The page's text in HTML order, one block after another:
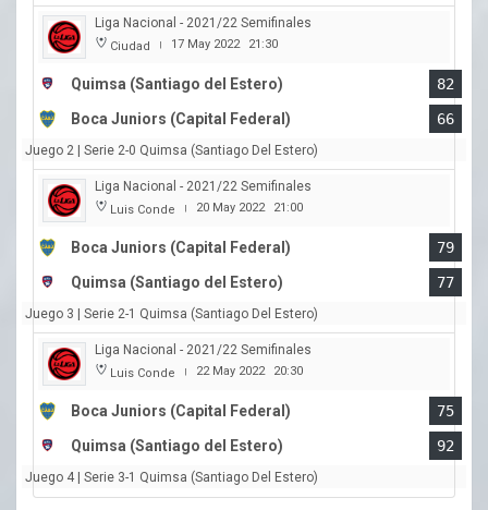
Liga Nacional - 2021/22 Semifinales
Ciudad | 17 May 2022 21:30
Quimsa (Santiago del Estero)
82
Boca Juniors (Capital Federal)
66
Juego 2 | Serie 2-0 Quimsa (Santiago Del Estero)
Liga Nacional - 2021/22 Semifinales
Luis Conde | 20 May 2022 21:00
Boca Juniors (Capital Federal)
79
Quimsa (Santiago del Estero)
77
Juego 3 | Serie 2-1 Quimsa (Santiago Del Estero)
Liga Nacional - 2021/22 Semifinales
Luis Conde | 22 May 2022 20:30
Boca Juniors (Capital Federal)
75
Quimsa (Santiago del Estero)
92
Juego 4 | Serie 3-1 Quimsa (Santiago Del Estero)